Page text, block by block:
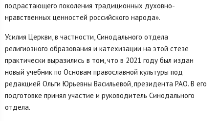
подрастающего поколения традиционных духовно-
нравственных ценностей российского народа».
Усилия Церкви, в частности, Синодального отдела
религиозного образования и катехизации на этой стезе
практически выразились в том, что в 2021 году был издан
новый учебник по Основам православной культуры под
редакцией Ольги Юрьевны Васильевой, президента РАО. В его
подготовке принял участие и руководитель Синодального
отдела.